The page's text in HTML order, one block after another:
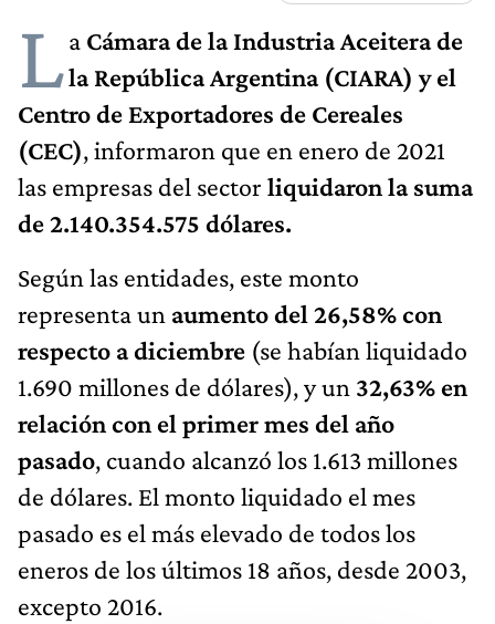
La Cámara de la Industria Aceitera de
la República Argentina (CIARA) y el
Centro de Exportadores de Cereales
(CEC), informaron que en enero de 2021
las empresas del sector liquidaron la suma
de 2.140.354.575 dólares.
Según las entidades, este monto
representa un aumento del 26,58% con
respecto a diciembre (se habían liquidado
1.690 millones de dólares), y un 32,63% en
relación con el primer mes del año
pasado, cuando alcanzó los 1.613 millones
de dólares. El monto liquidado el mes
pasado es el más elevado de todos los
eneros de los últimos 18 años, desde 2003,
excepto 2016.